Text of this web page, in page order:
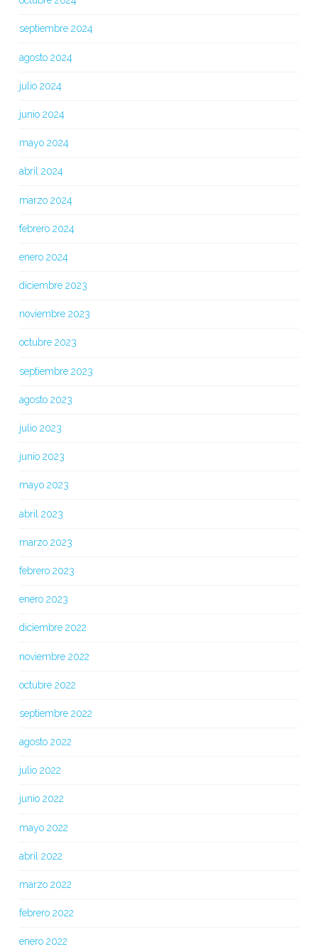
septiembre 2024
agosto 2024
julio 2024
junio 2024
mayo 2024
abril 2024
marzo 2024
febrero 2024
enero 2024
diciembre 2023
noviembre 2023
octubre 2023
septiembre 2023
agosto 2023
julio 2023
junio 2023
mayo 2023
abril 2023
marzo 2023
febrero 2023
enero 2023
diciembre 2022
noviembre 2022
octubre 2022
septiembre 2022
agosto 2022
julio 2022
junio 2022
mayo 2022
abril 2022
marzo 2022
febrero 2022
enero 2022